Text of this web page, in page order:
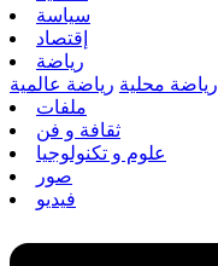
سياسة
إقتصاد
رياضة
رياضة محلية رياضة عالمية
ملفات
ثقافة و فن
علوم و تكنولوجيا
صور
فيديو